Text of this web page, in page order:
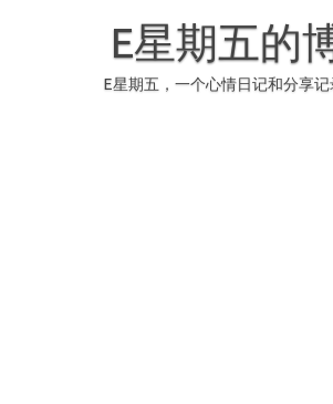
E星期五的
E星期五，一个心情日记和分享